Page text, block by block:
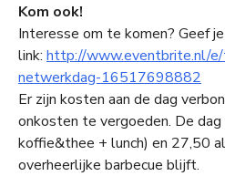
Kom ook!
Interesse om te komen? Geef
link: http://www.eventbrite.nl/
netwerkdag-16517698882
Er zijn kosten aan de dag
onkosten te vergoeden. De
koffie&thee + lunch) en 27,50
overheerlijke barbecue blijft.